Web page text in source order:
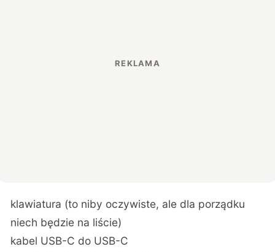
klawiatura (to niby oczywiste, ale dla porządku
niech będzie na liście)
kabel USB-C do USB-C